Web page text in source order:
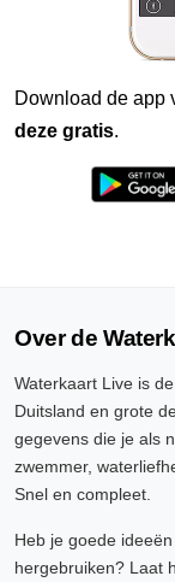
Download de app
deze gratis.
Over de
Waterkaart Live is
Duitsland en grote
gegevens die je als
zwemmer,
Snel en compleet.
Heb je goede
hergebruiken? Laat